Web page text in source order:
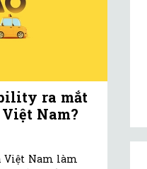
ra mắt
Nam?
Việt Nam làm